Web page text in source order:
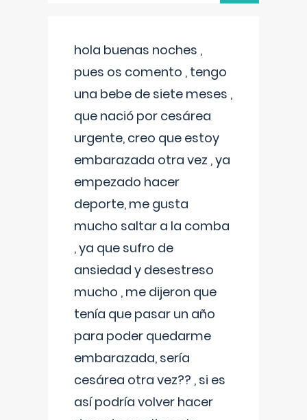
hola buenas noches ,
pues os comento , tengo
una bebe de siete meses ,
que nació por cesárea
urgente, creo que estoy
embarazada otra vez , ya
empezado hacer
deporte, me gusta
mucho saltar a la comba
, ya que sufro de
ansiedad y desestreso
mucho , me dijeron que
tenía que pasar un año
para poder quedarme
embarazada, sería
cesárea otra vez?? , si es
así podría volver hacer